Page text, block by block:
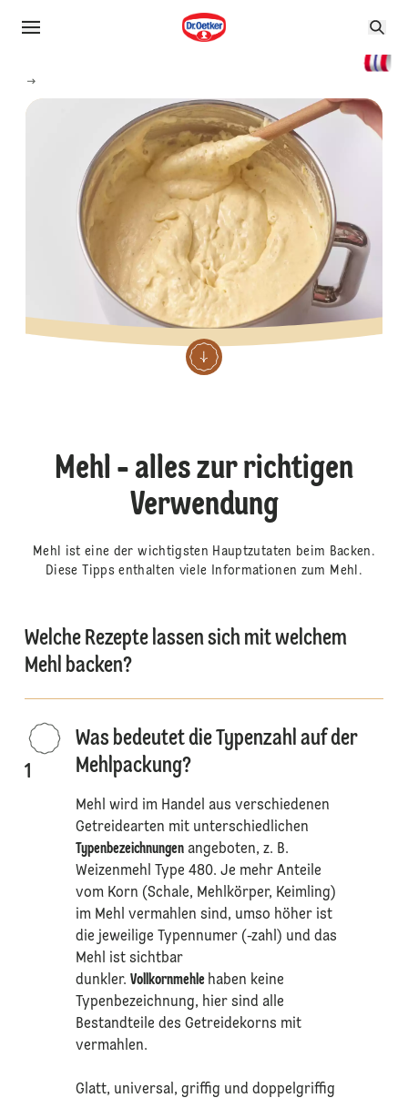
Mehl - alles zur richtigen
Verwendung
Mehl ist eine der wichtigsten Hauptzutaten beim Backen.
Diese Tipps enthalten viele Informationen zum Mehl.
Welche Rezepte lassen sich mit welchem
Mehl backen?
1
Was bedeutet die Typenzahl auf der
Mehlpackung?
Mehl wird im Handel aus verschiedenen
Getreidearten mit unterschiedlichen
Typenbezeichnungenangeboten, z. B.
Weizenmehl Type 480. Je mehr Anteile
vom Korn (Schale, Mehlkörper, Keimling)
im Mehl vermahlen sind, umso höher ist
die jeweilige Typennumer (-zahl) und das
Mehl ist sichtbar
dunkler. Vollkornmehle haben keine
Typenbezeichnung, hier sind alle
Bestandteile des Getreidekorns mit
vermahlen.
Glatt, universal, griffig und doppelgriffig